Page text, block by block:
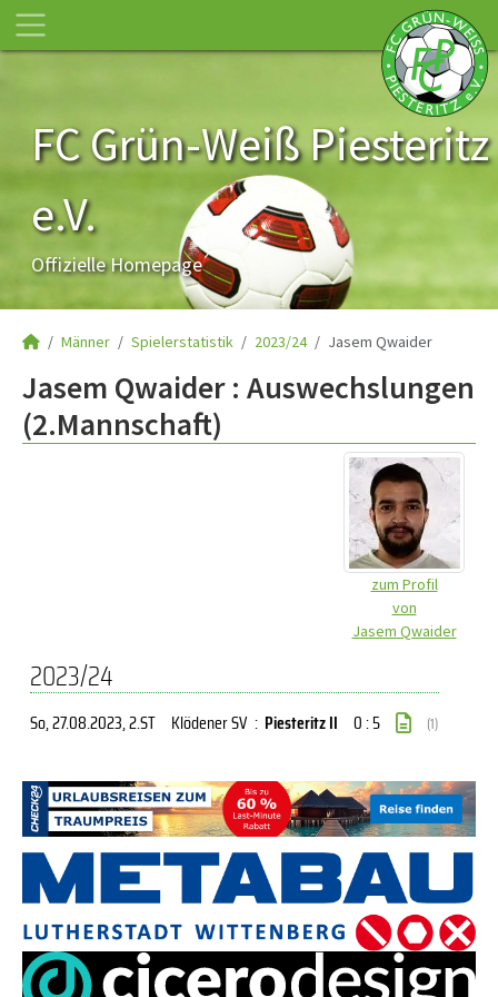
FC Grün-Weiß Piesteritz
e.V.
Offizielle Homepage
Männer Spielerstatistik 2023/24 Jasem Qwaider
Jasem Qwaider : Auswechslungen
(2.Mannschaft)
zum Profil
von
Jasem Qwaider
2023/24
So, 27.08.2023, 2.ST Klödener SV : Piesteritz II 0 : 5 (1)